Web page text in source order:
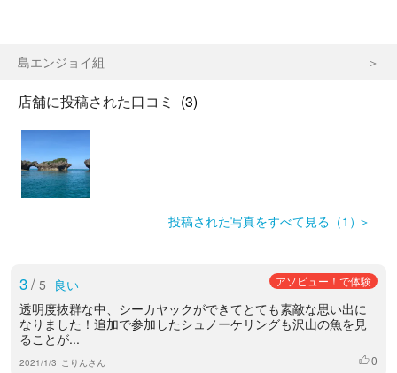
島エンジョイ組
店舗に投稿された口コミ (3)
投稿された写真をすべて見る（1）
3/ 5 良い アソビュー！で体験
透明度抜群な中、シーカヤックができてとても素敵な思い出に
なりました！追加で参加したシュノーケリングも沢山の魚を見
ることが...
2021/1/3 こりんさん いいね
0